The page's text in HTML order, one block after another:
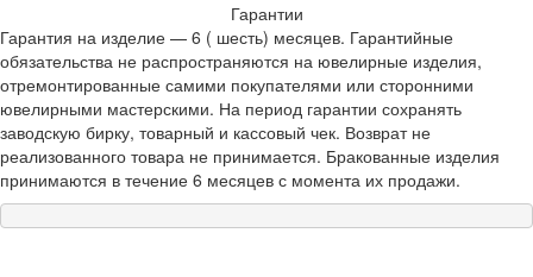
Гарантии
Гарантия на изделие — 6 ( шесть) месяцев. Гарантийные
обязательства не распространяются на ювелирные изделия,
отремонтированные самими покупателями или сторонними
ювелирными мастерскими. На период гарантии сохранять
заводскую бирку, товарный и кассовый чек. Возврат не
реализованного товара не принимается. Бракованные изделия
принимаются в течение 6 месяцев с момента их продажи.